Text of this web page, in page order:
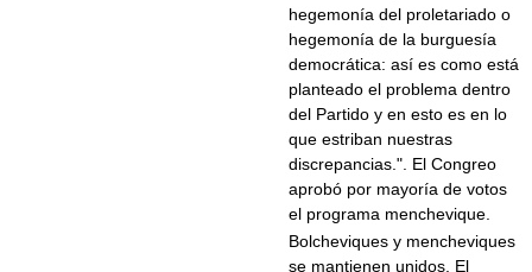
hegemonía del proletariado o
hegemonía de la burguesía
democrática: así es como está
planteado el problema dentro
del Partido y en esto es en lo
que estriban nuestras
discrepancias.". El Congreo
aprobó por mayoría de votos
el programa menchevique.
Bolcheviques y mencheviques
se mantienen unidos. El